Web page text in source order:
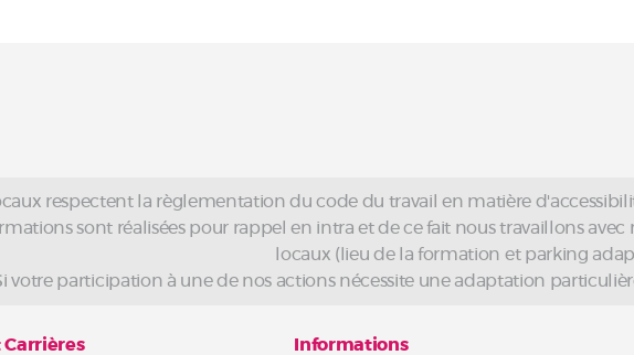
respectent la règlementation du code du travail en matière
sont réalisées pour rappel en intra et de ce fait nous travaillons
locaux (lieu de la formation et parking
votre participation à une de nos actions nécessite une adaptation
Carrières Informations